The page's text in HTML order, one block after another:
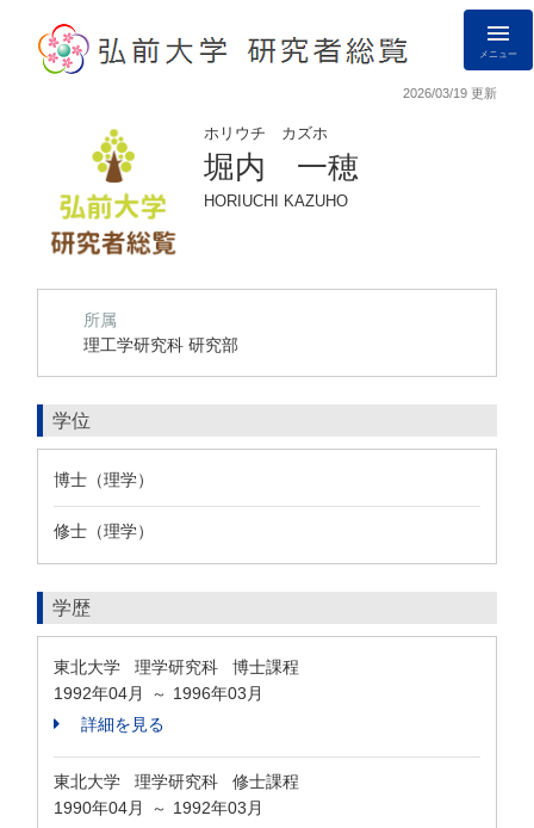
メニュー
2026/03/19 更新
ホリウチ カズホ
堀内 一穂
HORIUCHI KAZUHO
所属
理工学研究科 研究部
学位
博士（理学）
修士（理学）
学歴
東北大学 理学研究科 博士課程
1992年04月
～ 1996年03月
詳細を見る
東北大学 理学研究科 修士課程
1990年04月
～ 1992年03月